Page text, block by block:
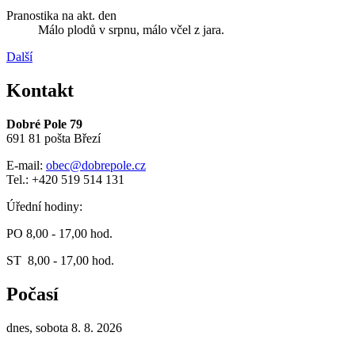
Pranostika na akt. den
Málo plodů v srpnu, málo včel z jara.
Další
Kontakt
Dobré Pole 79
691 81 pošta Březí
E-mail: obec@dobrepole.cz
Tel.: +420 519 514 131
Úřední hodiny:
PO 8,00 - 17,00 hod.
ST 8,00 - 17,00 hod.
Počasí
dnes, sobota 8. 8. 2026